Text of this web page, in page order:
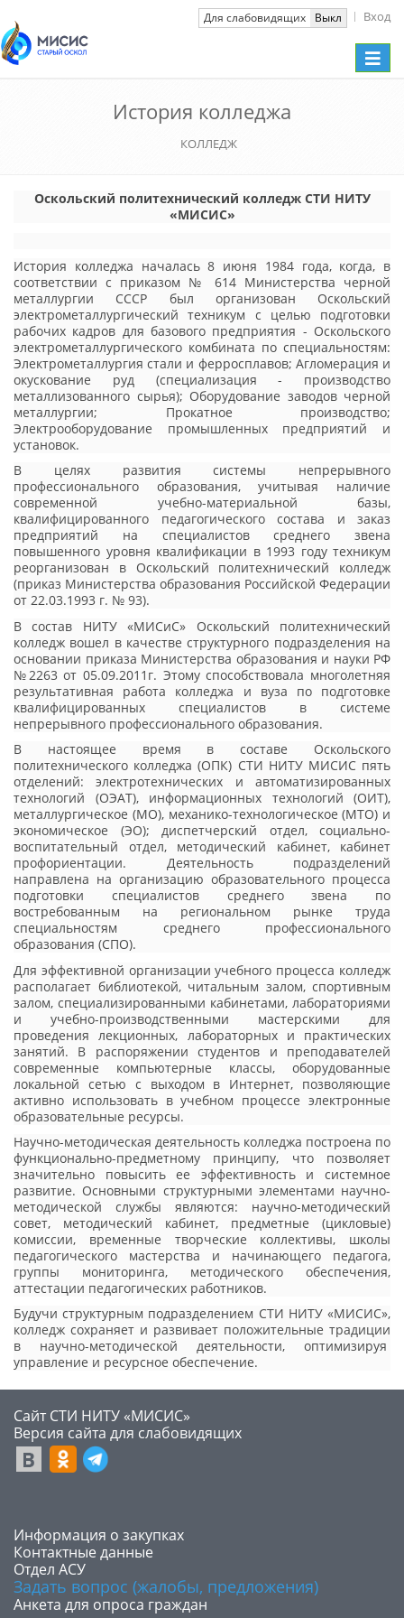
Для слабовидящих Выкл Вход
Toggle
История колледжа
КОЛЛЕДЖ
Оскольский политехнический колледж СТИ НИТУ
«МИСИС»
История колледжа началась 8 июня 1984 года, когда, в
соответствии с приказом № 614 Министерства черной
металлургии СССР был организован Оскольский
электрометаллургический техникум с целью подготовки
рабочих кадров для базового предприятия - Оскольского
электрометаллургического комбината по специальностям:
Электрометаллургия стали и ферросплавов; Агломерация и
окускование руд (специализация - производство
металлизованного сырья); Оборудование заводов черной
металлургии; Прокатное производство;
Электрооборудование промышленных предприятий и
установок.
В целях развития системы непрерывного
профессионального образования, учитывая наличие
современной учебно-материальной базы,
квалифицированного педагогического состава и заказ
предприятий на специалистов среднего звена
повышенного уровня квалификации в 1993 году техникум
реорганизован в Оскольский политехнический колледж
(приказ Министерства образования Российской Федерации
от 22.03.1993 г. № 93).
В состав НИТУ «МИСиС» Оскольский политехнический
колледж вошел в качестве структурного подразделения на
основании приказа Министерства образования и науки РФ
№2263 от 05.09.2011г. Этому способствовала многолетняя
результативная работа колледжа и вуза по подготовке
квалифицированных специалистов в системе
непрерывного профессионального образования.
В настоящее время в составе Оскольского
политехнического колледжа (ОПК) СТИ НИТУ МИСИС пять
отделений: электротехнических и автоматизированных
технологий (ОЭАТ), информационных технологий (ОИТ),
металлургическое (МО), механико-технологическое (МТО) и
экономическое (ЭО); диспетчерский отдел, социально-
воспитательный отдел, методический кабинет, кабинет
профориентации. Деятельность подразделений
направлена на организацию образовательного процесса
подготовки специалистов среднего звена по
востребованным на региональном рынке труда
специальностям среднего профессионального
образования (СПО).
Для эффективной организации учебного процесса колледж
располагает библиотекой, читальным залом, спортивным
залом, специализированными кабинетами, лабораториями
и учебно-производственными мастерскими для
проведения лекционных, лабораторных и практических
занятий. В распоряжении студентов и преподавателей
современные компьютерные классы, оборудованные
локальной сетью с выходом в Интернет, позволяющие
активно использовать в учебном процессе электронные
образовательные ресурсы.
Научно-методическая деятельность колледжа построена по
функционально-предметному принципу, что позволяет
значительно повысить ее эффективность и системное
развитие. Основными структурными элементами научно-
методической службы являются: научно-методический
совет, методический кабинет, предметные (цикловые)
комиссии, временные творческие коллективы, школы
педагогического мастерства и начинающего педагога,
группы мониторинга, методического обеспечения,
аттестации педагогических работников.
Будучи структурным подразделением СТИ НИТУ «МИСИС»,
колледж сохраняет и развивает положительные традиции
в научно-методической деятельности, оптимизируя
управление и ресурсное обеспечение.
Сайт СТИ НИТУ «МИСИС»
​Версия сайта для слабовидящих
​Информация о закупках
Контактные данные
Отдел АСУ
Задать вопрос (жалобы, предложения)
Анкета для опроса граждан